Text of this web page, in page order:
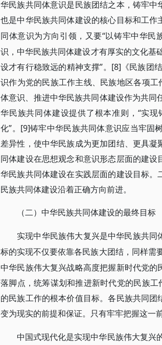
华民族共同体意识是民族团结之本，铸牢中
也是中华民族共同体建设的核心目标和工
同体意识为方向引领，又要“以铸牢中华民
识，中华民族共同体建设才有厚实的文化基
设才有行稳致远的精神支撑”。[8]《民族团
识作为党的民族工作主线、民族地区各项
体意识、推进中华民族共同体建设作为共同
华民族共同体建设提供了根本准则，“实
化”。[9]铸牢中华民族共同体意识应当牢
差异性，使中华民族成为更加团结、更具
同体建设在思想观念和意识形态层面的建
华民族共同体建设在实践层面的建设目标
民族共同体建设沿着正确方向前进。
（二）中华民族共同体建设的最终目标
实现中华民族伟大复兴是中华民族共同
标的实现不仅要依靠各民族大团结，同样需
中华民族伟大复兴战略高度把握新时代党
落脚点，统筹谋划和推进新时代党的民族
的民族工作的根本价值目标。各民族共同
变为现实的前提和保证。只有牢牢把握这一
中国式现代化是实现中华民族伟大复兴